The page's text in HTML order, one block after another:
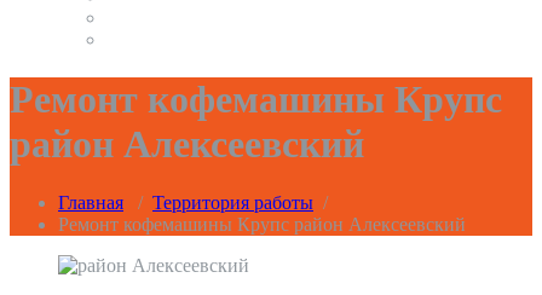
Ремонт кофемашины Крупс
район Алексеевский
Главная / Территория работы /
Ремонт кофемашины Крупс район Алексеевский